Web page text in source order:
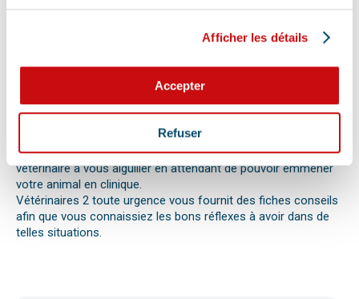
Afficher les détails
Accepter
Refuser
perte d’appétit soudaine sont autant de signes visibles que
votre compagnon. Il peut s’agir en effet d’un épillet, d’une
réaction allergique avec œdème de Quincke, d’une intoxication
ou envenimation, d’un syndrome dilatation torsion de
l’estomac chez le chien, d’une mise bas, d’une infection
utérine ou pyomètre, une paralysie, etc.
Bien observer et détecter ces symptômes aidera votre
vétérinaire à vous aiguiller en attendant de pouvoir emmener
votre animal en clinique.
Vétérinaires 2 toute urgence vous fournit des fiches conseils
afin que vous connaissiez les bons réflexes à avoir dans de
telles situations.